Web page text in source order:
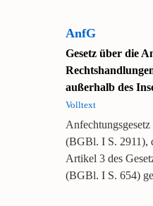
AnfG
Gesetz über die
außerhalb des
Volltext
(BGBl. I S. 2911),
Artikel 3 des
(BGBl. I S. 654)